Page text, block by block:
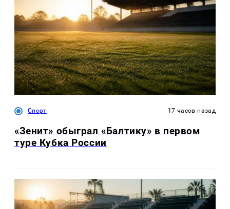
Спорт 17 часов назад
«Зенит» обыграл «Балтику» в первом
туре Кубка России